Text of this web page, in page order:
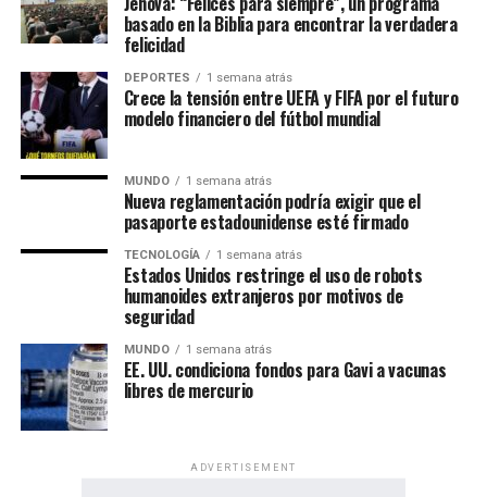
celebran en más de 230 países, mediante la organización
de más de 6,000 asambleas presentadas en más de 500
Por su parte, las Asambleas Internacionales ofrecerán el
programa en 36 idiomas, incluidos 11 lenguas de señas,
permitiendo que personas de diversas culturas e idiomas
participen de un mismo contenido bíblico.
Además del programa espiritual, los delegados
internacionales participarán en actividades de predicación
local y en oportunidades de intercambio de ánimo con
hermanos de distintas partes del mundo.
Al igual que las asambleas regionales, la entrada a todas
las asambleas internacionales es completamente gratuita
y no se realizan colectas de dinero.
La información oficial sobre fechas, lugares y el programa
basado en la Biblia para encontrar la verdadera
felicidad
DEPORTES 1 semana atrás
Crece la tensión entre UEFA y FIFA por el futuro
modelo financiero del fútbol mundial
MUNDO 1 semana atrás
Nueva reglamentación podría exigir que el
pasaporte estadounidense esté firmado
TECNOLOGÍA 1 semana atrás
Estados Unidos restringe el uso de robots
humanoides extranjeros por motivos de
seguridad
MUNDO 1 semana atrás
EE. UU. condiciona fondos para Gavi a vacunas
libres de mercurio
ADVERTISEMENT